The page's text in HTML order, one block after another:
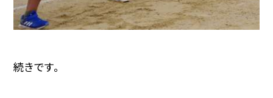
続きです。